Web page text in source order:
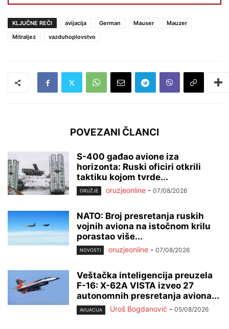
KLJUČNE REČI avijacija German Mauser
Mauzer
Mitraljez
vazduhoplovstvo
POVEZANI ČLANCI
S-400 gađao avione iza
horizonta: Ruski oficiri otkrili
taktiku kojom tvrde...
ORUŽJE oruzjeonline - 07/08/2026
NATO: Broj presretanja ruskih
vojnih aviona na istočnom krilu
porastao više...
NOVOSTI oruzjeonline - 07/08/2026
Veštačka inteligencija preuzela
F-16: X-62A VISTA izveo 27
autonomnih presretanja aviona...
AVIJACIJA Uroš Bogdanović - 05/08/2026